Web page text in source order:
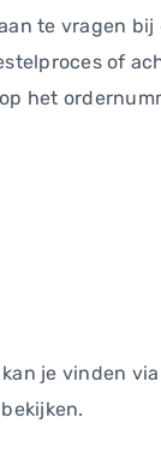
te vragen
of
het
je vinden